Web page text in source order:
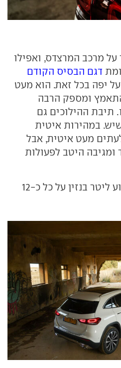
על מרכב המרצדס, ואפילו
דגם הבסיס הקודם
יפה בכל זאת. הוא מעט
ומספק הרבה
תיבת ההילוכים גם
במהירות איטית
מעט איטית, אבל
ומגיבה היטב לפעולות
במהלך המבחן צרך המנוע ליטר בנזין על כל כ-12